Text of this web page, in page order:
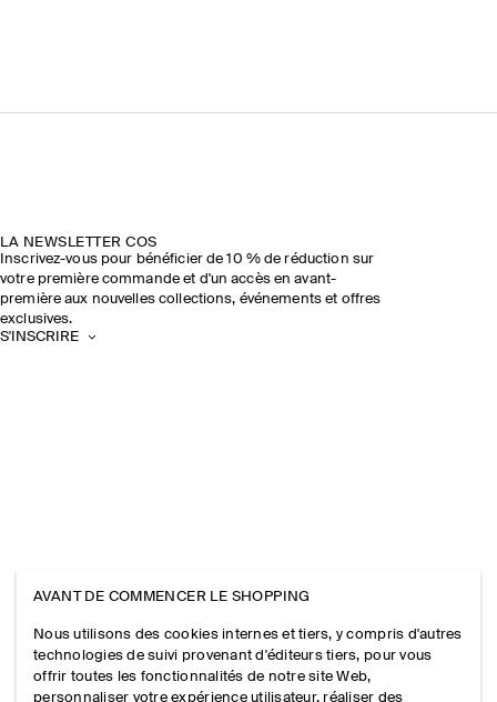
LA NEWSLETTER COS
Inscrivez-vous pour bénéficier de 10 % de réduction sur
votre première commande et d'un accès en avant-
première aux nouvelles collections, événements et offres
exclusives.
S'INSCRIRE
AVANT DE COMMENCER LE SHOPPING
Nous utilisons des cookies internes et tiers, y compris d'autres
technologies de suivi provenant d'éditeurs tiers, pour vous
offrir toutes les fonctionnalités de notre site Web,
personnaliser votre expérience utilisateur, réaliser des